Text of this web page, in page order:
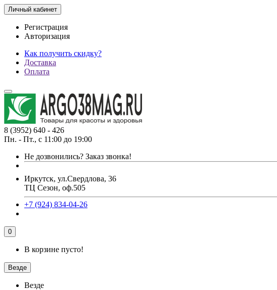
Личный кабинет
Регистрация
Авторизация
Как получить скидку?
Доставка
Оплата
8 (3952) 640 - 426
Пн. - Пт., с 11:00 до 19:00
Не дозвонились? Заказ звонка!
Иркутск, ул.Свердлова, 36
ТЦ Сезон, оф.505
+7 (924) 834-04-26
0
В корзине пусто!
Везде
Везде